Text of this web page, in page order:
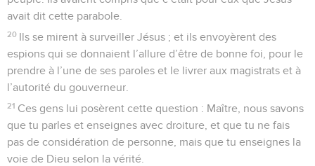
avait dit cette parabole.
20 Ils se mirent à surveiller Jésus ; et ils envoyèrent des
espions qui se donnaient l’allure d’être de bonne foi, pour le
prendre à l’une de ses paroles et le livrer aux magistrats et à
l’autorité du gouverneur.
21 Ces gens lui posèrent cette question : Maître, nous savons
que tu parles et enseignes avec droiture, et que tu ne fais
pas de considération de personne, mais que tu enseignes la
voie de Dieu selon la vérité.